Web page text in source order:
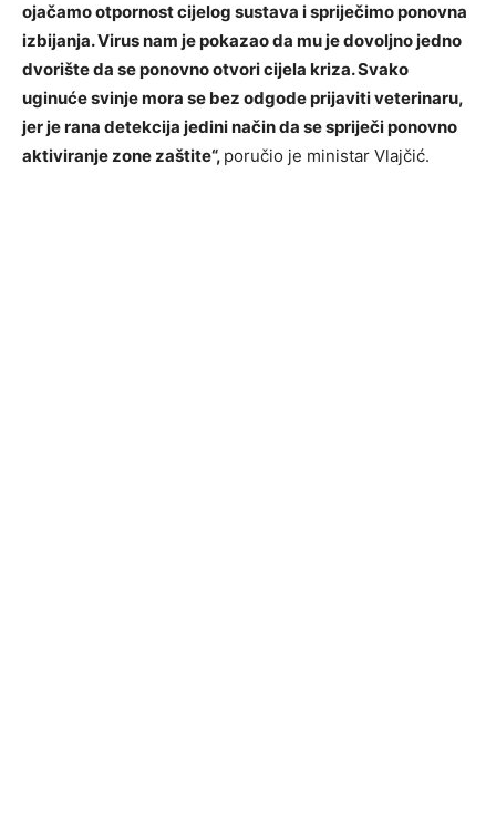
ojačamo otpornost cijelog sustava i spriječimo ponovna
izbijanja. Virus nam je pokazao da mu je dovoljno jedno
dvorište da se ponovno otvori cijela kriza. Svako
uginuće svinje mora se bez odgode prijaviti veterinaru,
jer je rana detekcija jedini način da se spriječi ponovno
aktiviranje zone zaštite“, poručio je ministar Vlajčić.